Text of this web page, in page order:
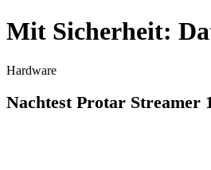
Mit Sicherheit:
Hardware
Nachtest Protar Streamer